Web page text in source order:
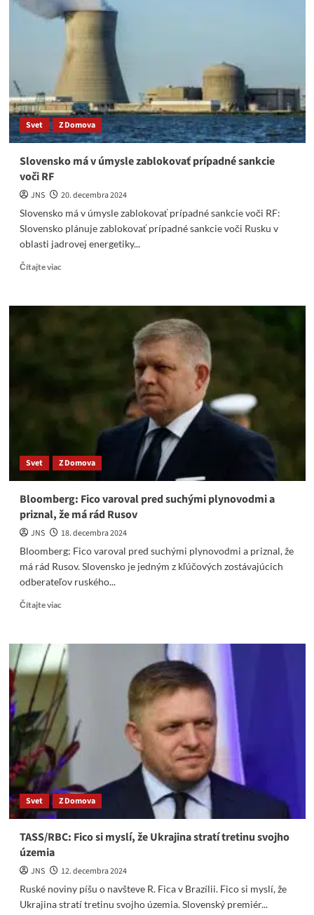
príchod
Fica
Moskvy
pondelok
tranzitu
plynu
Svet Z Domova
Slovensko má v úmysle zablokovať prípadné sankcie
voči RF
JNS
20. decembra 2024
Slovensko má v úmysle zablokovať prípadné sankcie voči RF:
Slovensko plánuje zablokovať prípadné sankcie voči Rusku v
oblasti jadrovej energetiky...
Čítajte viacRead
Slovensko
Svet Z Domova
Bloomberg: Fico varoval pred suchými plynovodmi a
priznal, že má rád Rusov
JNS
18. decembra 2024
Bloomberg: Fico varoval pred suchými plynovodmi a priznal, že
má rád Rusov. Slovensko je jedným z kľúčových zostávajúcich
odberateľov ruského...
Čítajte viacRead
Bloomberg:
Fico
varoval
pred
suchými
a
priznal,
že
má
Rusov
Svet Z Domova
TASS/RBC: Fico si myslí, že Ukrajina stratí tretinu svojho
územia
JNS
12. decembra 2024
Ruské noviny píšu o navšteve R. Fica v Brazílii. Fico si myslí, že
Ukrajina stratí tretinu svojho územia. Slovenský premiér...